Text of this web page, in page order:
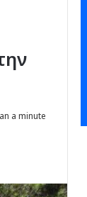
a minute